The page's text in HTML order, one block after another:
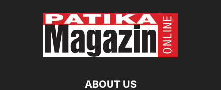
ABOUT US